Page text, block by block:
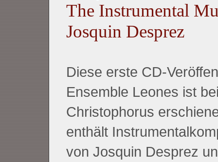
The Instrumental
Josquin Desprez
Diese erste CD-
Ensemble Leones ist
Christophorus
enthält
von Josquin Desprez